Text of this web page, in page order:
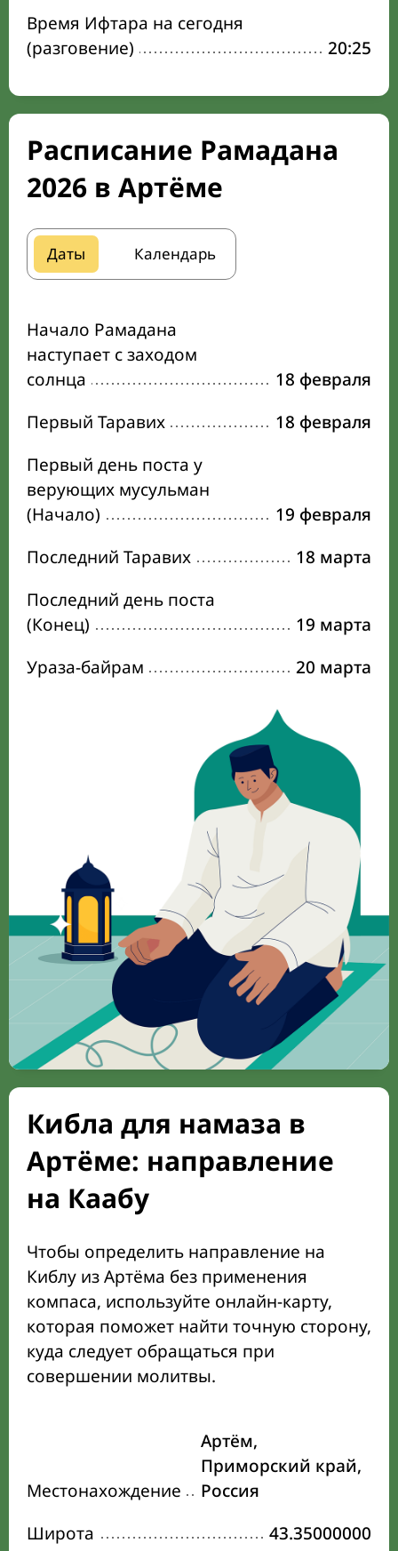
Время Ифтара на сегодня
(разговение)
20:25
Расписание Рамадана
2026 в Артёме
Даты Календарь
Начало Рамадана
наступает с заходом
солнца
18 февраля
Первый Таравих
18 февраля
Первый день поста у
верующих мусульман
(Начало)
19 февраля
Последний Таравих
18 марта
Последний день поста
(Конец)
19 марта
Ураза-байрам
20 марта
Кибла для намаза в
Артёме: направление
на Каабу
Чтобы определить направление на
Киблу из Артёма без применения
компаса, используйте онлайн-карту,
которая поможет найти точную сторону,
куда следует обращаться при
совершении молитвы.
Местонахождение
Артём,
Приморский край,
Россия
Широта
43.35000000